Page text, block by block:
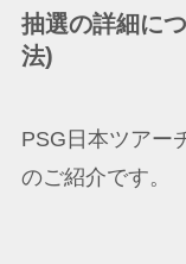
抽選の詳細に
法)
PSG日本ツアー
のご紹介です。